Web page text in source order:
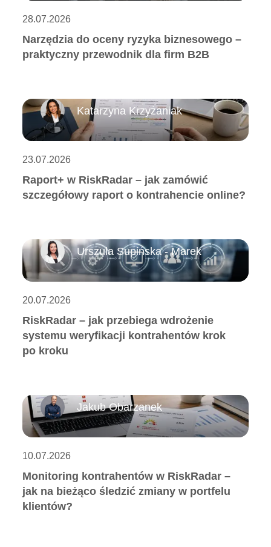
28.07.2026
Narzędzia do oceny ryzyka biznesowego –
praktyczny przewodnik dla firm B2B
Katarzyna Krzyżaniak
23.07.2026
Raport+ w RiskRadar – jak zamówić
szczegółowy raport o kontrahencie online?
Urszula Supińska - Marek
20.07.2026
RiskRadar – jak przebiega wdrożenie
systemu weryfikacji kontrahentów krok
po kroku
Jakub Obarzanek
10.07.2026
Monitoring kontrahentów w RiskRadar –
jak na bieżąco śledzić zmiany w portfelu
klientów?